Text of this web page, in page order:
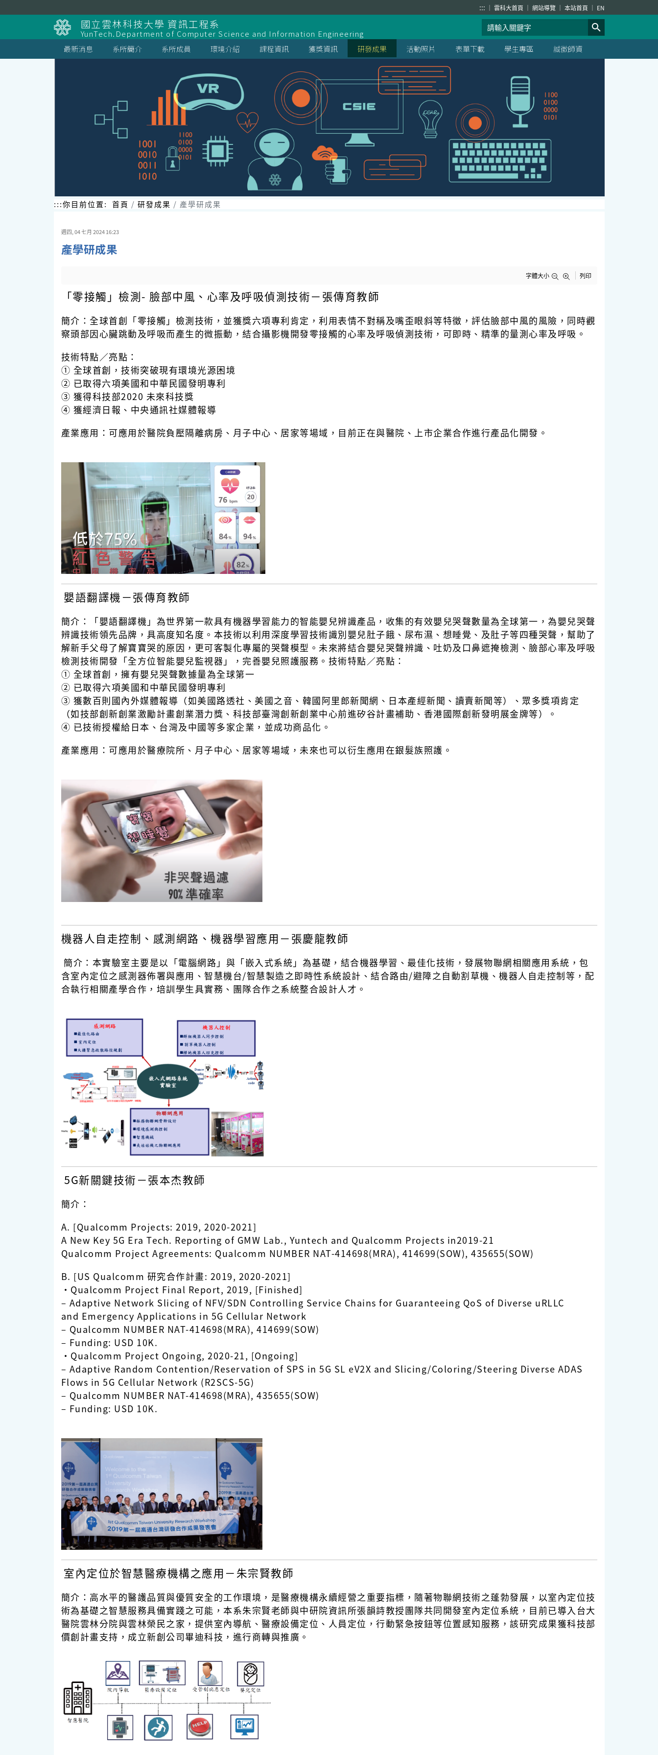
到
::: 雲科大首頁 網站導覽 本站首頁 EN
國立雲林科技大學 資訊工程系
YunTech.Department of Computer Science and Information Engineering
最新消息
系所簡介 系所成員 環境介紹 課程資訊 獲獎資訊 研發成果 活動照片 表單下載 學生專區 誠徵師資
:::你目前位置: 首頁 研發成果 產學研成果
週四, 04 七月 2024 16:23
產學研成果
字體大小 列印
「零接觸」檢測- 臉部中風、心率及呼吸偵測技術－張傳育教師
簡介： 全球首創「零接觸」檢測技術，並獲獎六項專利肯定，利用表情不對稱及嘴歪眼斜等特徵，評估臉部中風的風險，同時觀
察頭部因心臟跳動及呼吸而產生的微振動，結合攝影機開發零接觸的心率及呼吸偵測技術，可即時、精準的量測心率及呼吸。
技術特點／亮點：
① 全球首創，技術突破現有環境光源困境
② 已取得六項美國和中華民國發明專利
③ 獲得科技部2020 未來科技獎
④ 獲經濟日報、中央通訊社媒體報導
產業應用： 可應用於醫院負壓隔離病房、月子中心、居家等場域，目前正在與醫院、上市企業合作進行產品化開發。
嬰語翻譯機－張傳育教師
簡介：
「嬰語翻譯機」為世界第一款具有機器學習能力的智能嬰兒辨識產品，收集的有效嬰兒哭聲數量為全球第一，為嬰兒哭聲
辨識技術領先品牌，具高度知名度。本技術以利用深度學習技術識別嬰兒肚子餓、尿布濕、想睡覺、及肚子等四種哭聲，幫助了
解新手父母了解寶寶哭的原因，更可客製化專屬的哭聲模型。未來將結合嬰兒哭聲辨識、吐奶及口鼻遮掩檢測、臉部心率及呼吸
檢測技術開發「全方位智能嬰兒監視器」，完善嬰兒照護服務。 技術特點／亮點：
① 全球首創，擁有嬰兒哭聲數據量為全球第一
② 已取得六項美國和中華民國發明專利
③ 獲數百則國內外媒體報導（如美國路透社、美國之音、韓國阿里郎新聞網、日本產經新聞、讀賣新聞等）、眾多獎項肯定
（如技部創新創業激勵計畫創業潛力獎、科技部臺灣創新創業中心前進矽谷計畫補助、香港國際創新發明展金牌等）。
④ 已技術授權給日本、台灣及中國等多家企業，並成功商品化。
產業應用： 可應用於醫療院所、月子中心、居家等場域，未來也可以衍生應用在銀髮族照護。
機器人自走控制、感測網路、機器學習應用－張慶龍教師
簡介： 本實驗室主要是以「電腦網路」與「嵌入式系統」為基礎，結合機器學習、最佳化技術，發展物聯網相關應用系統，包
含室內定位之感測器佈署與應用、智慧機台/智慧製造之即時性系統設計、結合路由/避障之自動割草機、機器人自走控制等，配
合執行相關產學合作，培訓學生具實務、團隊合作之系統整合設計人才。
5G新關鍵技術－張本杰教師
簡介：
A. [Qualcomm Projects: 2019, 2020-2021]
A New Key 5G Era Tech. Reporting of GMW Lab., Yuntech and Qualcomm Projects in2019-21
Qualcomm Project Agreements: Qualcomm NUMBER NAT-414698(MRA), 414699(SOW), 435655(SOW)
B. [US Qualcomm 研究合作計畫: 2019, 2020-2021]
•Qualcomm Project Final Report, 2019, [Finished]
‒ Adaptive Network Slicing of NFV/SDN Controlling Service Chains for Guaranteeing QoS of Diverse uRLLC
and Emergency Applications in 5G Cellular Network
‒ Qualcomm NUMBER NAT-414698(MRA), 414699(SOW)
‒ Funding: USD 10K.
•Qualcomm Project Ongoing, 2020-21, [Ongoing]
‒ Adaptive Random Contention/Reservation of SPS in 5G SL eV2X and Slicing/Coloring/Steering Diverse ADAS
Flows in 5G Cellular Network (R2SCS-5G)
‒ Qualcomm NUMBER NAT-414698(MRA), 435655(SOW)
‒ Funding: USD 10K.
室內定位於智慧醫療機構之應用－朱宗賢教師
簡介： 高水平的醫護品質與優質安全的工作環境，是醫療機構永續經營之重要指標，隨著物聯網技術之蓬勃發展，以室內定位技
術為基礎之智慧服務具備實踐之可能，本系朱宗賢老師與中研院資訊所張韻詩教授團隊共同開發室內定位系統，目前已導入台大
醫院雲林分院與雲林榮民之家，提供室內導航、醫療設備定位、人員定位，行動緊急按鈕等位置感知服務，該研究成果獲科技部
價創計畫支持，成立新創公司畢迪科技，進行商轉與推廣。